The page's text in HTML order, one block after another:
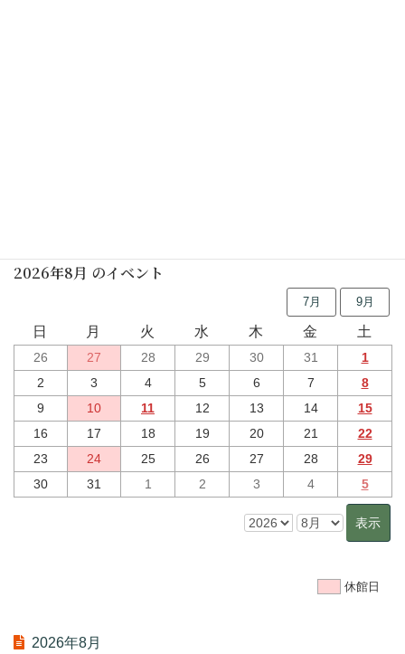
2026年8月 のイベント
7月 9月
日 月 火 水 木 金 土
26 27 28 29 30 31
1
2
3 4 5 6 7
8
9
10 11 12 13 14
15
16
17 18 19 20 21
22
23
24 25 26 27 28
29
30
31 1 2 3 4 5
休館日
2026年8月